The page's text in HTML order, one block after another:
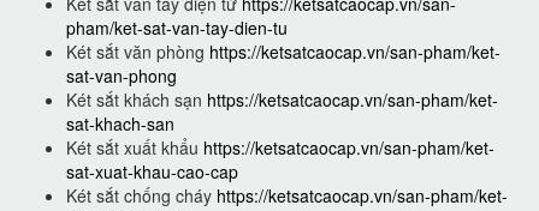
pham/ket-sat-van-tay-dien-tu
Két sắt văn phòng https://ketsatcaocap.vn/san-pham/ket-
sat-van-phong
Két sắt khách sạn https://ketsatcaocap.vn/san-pham/ket-
sat-khach-san
Két sắt xuất khẩu https://ketsatcaocap.vn/san-pham/ket-
sat-xuat-khau-cao-cap
Két sắt chống cháy https://ketsatcaocap.vn/san-pham/ket-